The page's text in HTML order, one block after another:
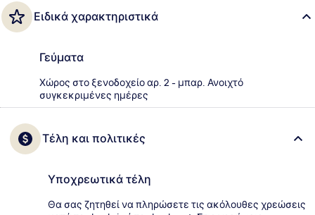
Ειδικά χαρακτηριστικά
Γεύματα
Χώρος στο ξενοδοχείο αρ. 2 - μπαρ. Ανοιχτό
συγκεκριμένες ημέρες
Τέλη και πολιτικές
Υποχρεωτικά τέλη
Θα σας ζητηθεί να πληρώσετε τις ακόλουθες χρεώσεις